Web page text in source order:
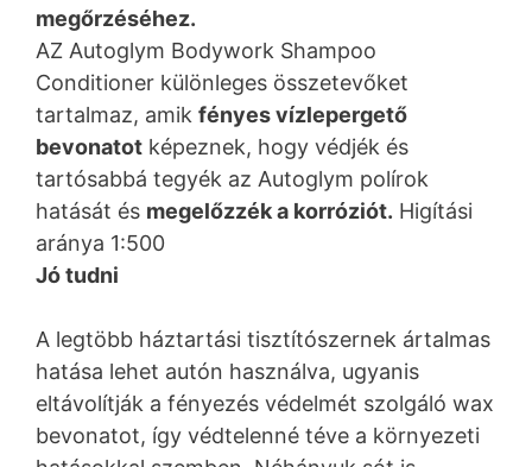
megőrzéséhez.
AZ Autoglym Bodywork Shampoo
Conditioner különleges összetevőket
tartalmaz, amik fényes vízlepergető
bevonatot képeznek, hogy védjék és
tartósabbá tegyék az Autoglym polírok
hatását és megelőzzék a korróziót. Higítási
aránya 1:500
Jó tudni
A legtöbb háztartási tisztítószernek ártalmas
hatása lehet autón használva, ugyanis
eltávolítják a fényezés védelmét szolgáló wax
bevonatot, így védtelenné téve a környezeti